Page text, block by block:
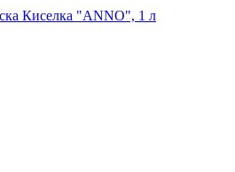
Киселка "ANNO", 1 л